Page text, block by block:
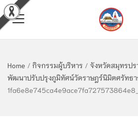
Home / กิจกรรมผู้บริหาร / จังหวัดสมุทรป
พัฒนาปรับปรุงภูมิทัศน์วัดราษฎร์นิมิตศรัทธ